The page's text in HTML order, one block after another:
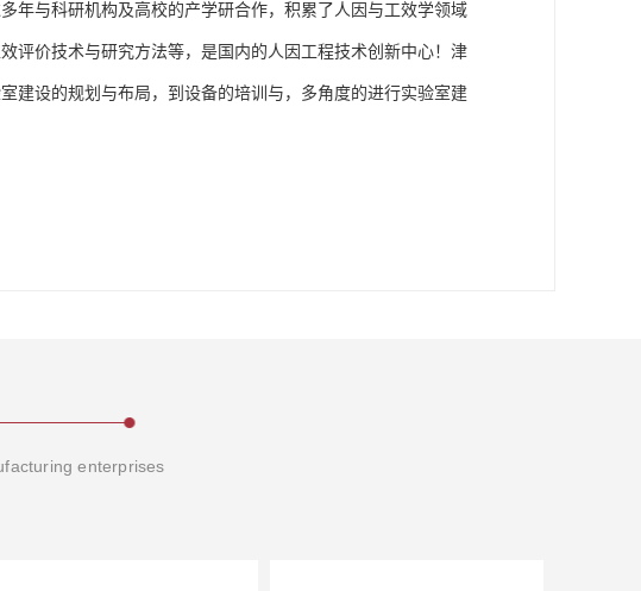
年与科研机构及高校的产学研合作，积累了人因与工效学领域
评价技术与研究方法等，是国内的人因工程技术创新中心！津
建设的规划与布局，到设备的培训与，多角度的进行实验室建
enterprises